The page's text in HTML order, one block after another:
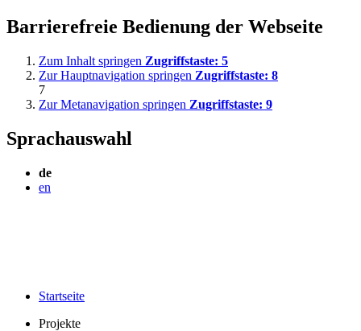
Barrierefreie Bedienung der Webseite
Zum Inhalt springen Zugriffstaste: 5
Zur Hauptnavigation springen Zugriffstaste: 8
7
Zur Metanavigation springen Zugriffstaste: 9
Sprachauswahl
de
en
Startseite
Projekte